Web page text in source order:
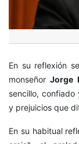
En su reflexión
monseñorJorge
sencillo, confiado
y prejuicios que
En su habitual